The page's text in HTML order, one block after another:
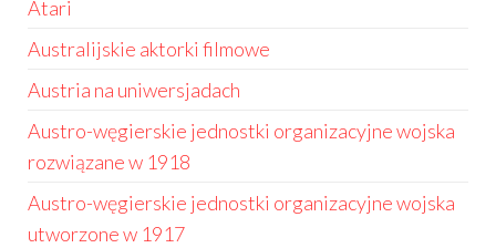
Atari
Australijskie aktorki filmowe
Austria na uniwersjadach
Austro-węgierskie jednostki organizacyjne wojska
rozwiązane w 1918
Austro-węgierskie jednostki organizacyjne wojska
utworzone w 1917